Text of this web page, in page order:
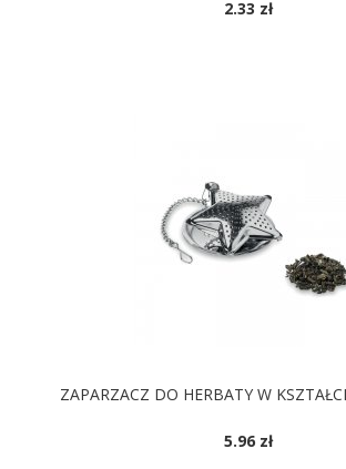
2.33 zł
ZAPARZACZ DO HERBATY W
5.96 zł